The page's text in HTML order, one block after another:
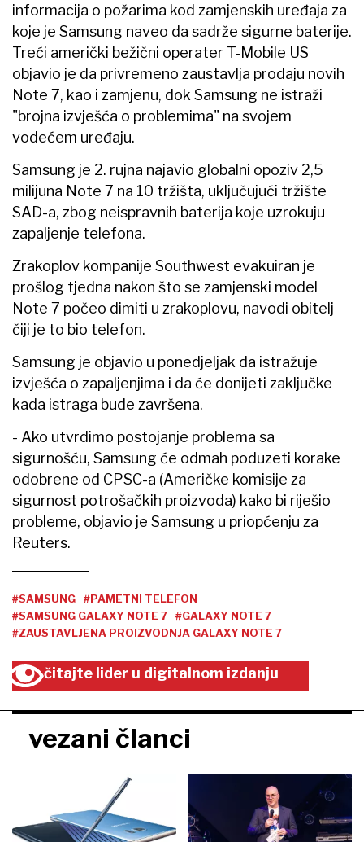
informacija o požarima kod zamjenskih uređaja za
koje je Samsung naveo da sadrže sigurne baterije.
Treći američki bežični operater T-Mobile US
objavio je da privremeno zaustavlja prodaju novih
Note 7, kao i zamjenu, dok Samsung ne istraži
"brojna izvješća o problemima" na svojem
vodećem uređaju.
Samsung je 2. rujna najavio globalni opoziv 2,5
milijuna Note 7 na 10 tržišta, uključujući tržište
SAD-a, zbog neispravnih baterija koje uzrokuju
zapaljenje telefona.
Zrakoplov kompanije Southwest evakuiran je
prošlog tjedna nakon što se zamjenski model
Note 7 počeo dimiti u zrakoplovu, navodi obitelj
čiji je to bio telefon.
Samsung je objavio u ponedjeljak da istražuje
izvješća o zapaljenjima i da će donijeti zaključke
kada istraga bude završena.
- Ako utvrdimo postojanje problema sa
sigurnošću, Samsung će odmah poduzeti korake
odobrene od CPSC-a (Američke komisije za
sigurnost potrošačkih proizvoda) kako bi riješio
probleme, objavio je Samsung u priopćenju za
Reuters.
#SAMSUNG
#PAMETNI TELEFON
#SAMSUNG GALAXY NOTE 7
#GALAXY NOTE 7
#ZAUSTAVLJENA PROIZVODNJA GALAXY NOTE 7
čitajte lider u digitalnom izdanju
vezani članci